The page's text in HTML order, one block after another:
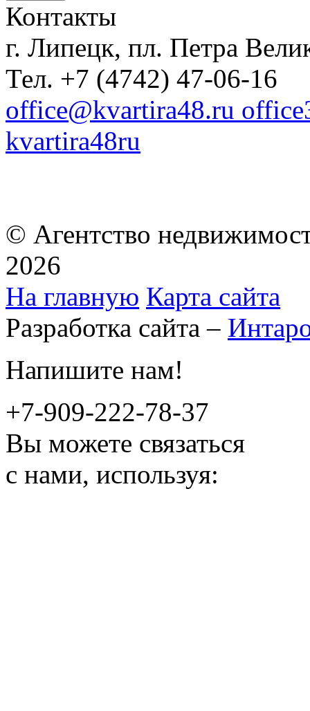
Контакты
г. Липецк, пл. Петра
Тел. +7 (4742) 47-06-16
office@kvartira48.ru
kvartira48ru
© Агентство
2026
На главную Карта сайта
Разработка сайта –
Напишите нам!
+7-909-222-78-37
Вы можете связаться
с нами, используя: